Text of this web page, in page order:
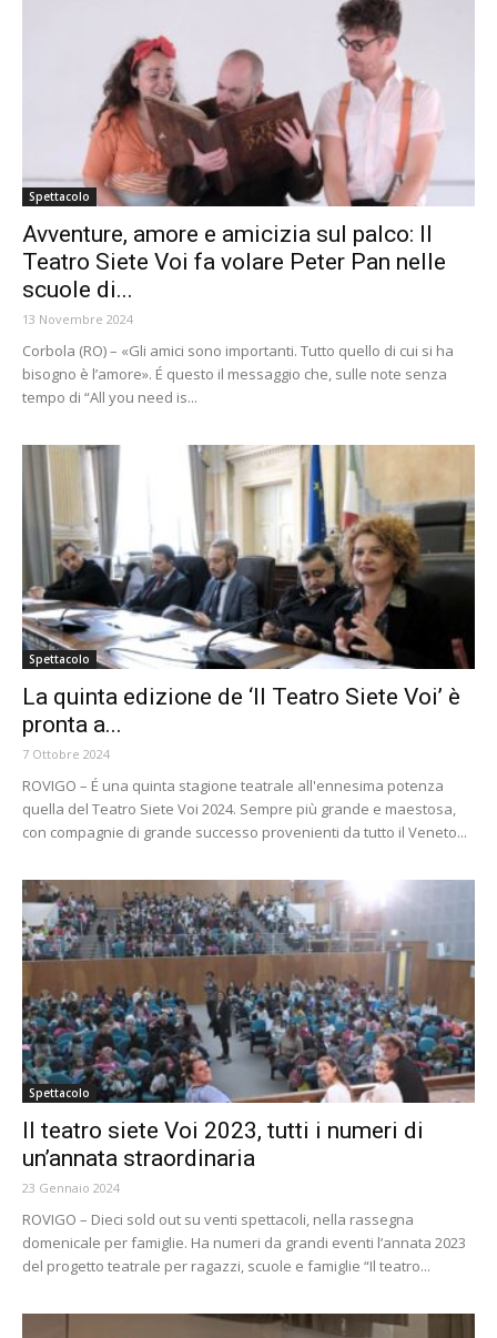
Spettacolo
Avventure, amore e amicizia sul palco: Il
Teatro Siete Voi fa volare Peter Pan nelle
scuole di...
13 Novembre 2024
Corbola (RO) – «Gli amici sono importanti. Tutto quello di cui si ha
bisogno è l’amore». É questo il messaggio che, sulle note senza
tempo di “All you need is...
Spettacolo
La quinta edizione de ‘Il Teatro Siete Voi’ è
pronta a...
7 Ottobre 2024
ROVIGO – É una quinta stagione teatrale all'ennesima potenza
quella del Teatro Siete Voi 2024. Sempre più grande e maestosa,
con compagnie di grande successo provenienti da tutto il Veneto...
Spettacolo
Il teatro siete Voi 2023, tutti i numeri di
un’annata straordinaria
23 Gennaio 2024
ROVIGO – Dieci sold out su venti spettacoli, nella rassegna
domenicale per famiglie. Ha numeri da grandi eventi l’annata 2023
del progetto teatrale per ragazzi, scuole e famiglie “Il teatro...